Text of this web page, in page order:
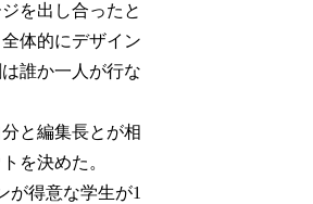
を出し合ったと
体的にデザイン
誰か一人が行な
と編集長とが相
を決めた。
が得意な学生が1